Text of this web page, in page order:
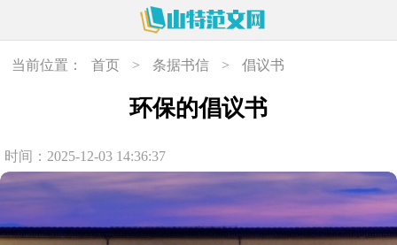
当前位置： 首页 > 条据书信 > 倡议书
环保的倡议书
时间：2025-12-03 14:36:37